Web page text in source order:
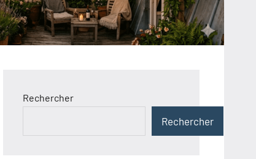
Rechercher
Rechercher